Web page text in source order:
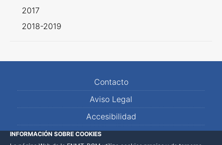
2017
2018-2019
Contacto
Aviso Legal
Accesibilidad
Mapa Web
INFORMACIÓN SOBRE COOKIES